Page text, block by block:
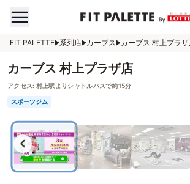
FIT PALETTE 系列店 カーブス カーブス 村上プラ
カーブス 村上プラザ店
アクセス: 村上駅よりシャトルバスで約15分
スポーツジム